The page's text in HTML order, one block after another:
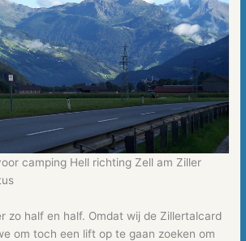
camping Hell richting Zell am Ziller
zo half en half. Omdat wij de Zillertalcard
om toch een lift op te gaan zoeken om